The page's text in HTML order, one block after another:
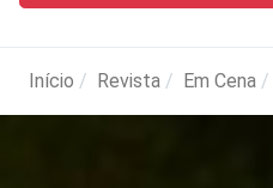
Início Revista Em Cena